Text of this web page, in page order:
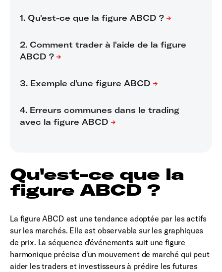
Qu'est-ce que la
figure ABCD ?
La figure ABCD est une tendance adoptée par les actifs
sur les marchés. Elle est observable sur les graphiques
de prix. La séquence d'événements suit une figure
harmonique précise d'un mouvement de marché qui peut
aider les traders et investisseurs à prédire les futures